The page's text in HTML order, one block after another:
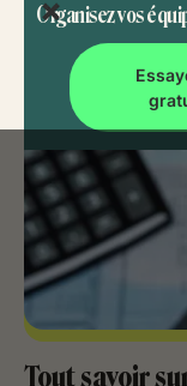
Organisez vos
Tout savoir